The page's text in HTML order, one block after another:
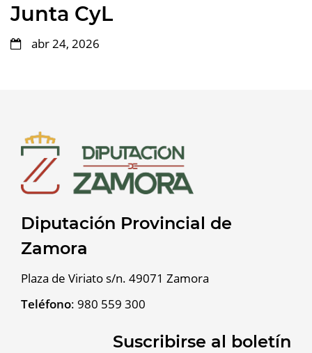
Junta CyL
abr 24, 2026
Diputación Provincial de
Zamora
Plaza de Viriato s/n. 49071 Zamora
Teléfono: 980 559 300
Suscribirse al boletín